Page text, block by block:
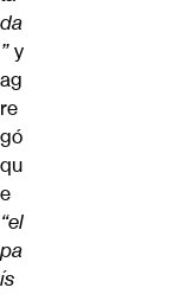
da
”y
ag
re
gó
qu
e
“el
pa
ís